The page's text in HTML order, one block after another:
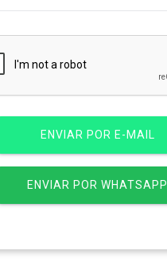
ENVIAR POR E-MAIL
ENVIAR POR WHATSAPP